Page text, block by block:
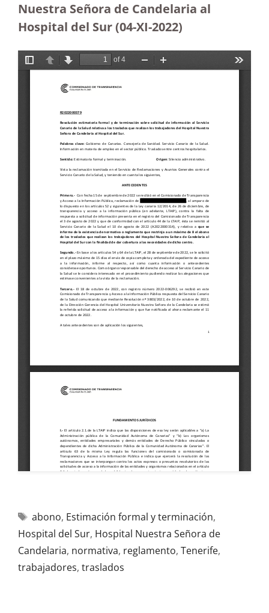
Nuestra Señora de Candelaria al
Hospital del Sur (04-XI-2022)
abono, Estimación formal y terminación,
Hospital del Sur, Hospital Nuestra Señora de
Candelaria, normativa, reglamento, Tenerife,
trabajadores, traslados